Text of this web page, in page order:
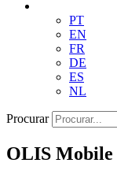
PT
EN
FR
DE
ES
NL
Procurar
OLIS Mobile